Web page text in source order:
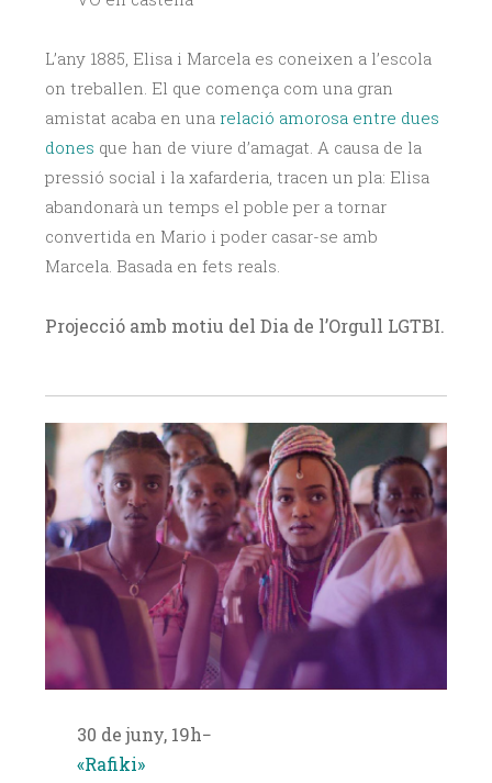
L’any 1885, Elisa i Marcela es coneixen a l’escola
on treballen. El que comença com una gran
amistat acaba en una relació amorosa entre dues
dones que han de viure d’amagat. A causa de la
pressió social i la xafarderia, tracen un pla: Elisa
abandonarà un temps el poble per a tornar
convertida en Mario i poder casar-se amb
Marcela. Basada en fets reals.
Projecció amb motiu del Dia de l’Orgull LGTBI.
30 de juny, 19h−
«Rafiki»